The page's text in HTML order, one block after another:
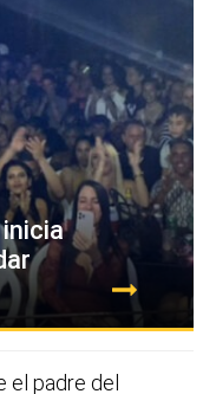
el padre del